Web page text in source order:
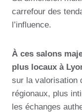
carrefour des
l’influence.
À ces salons
plus locaux à
sur la valorisation
régionaux, plus
les échanges